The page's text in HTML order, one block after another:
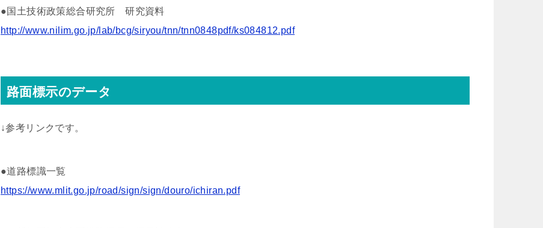
●国土技術政策総合研究所 研究資料
http://www.nilim.go.jp/lab/bcg/siryou/tnn/tnn0848pdf/ks084812.pdf
路面標示のデータ
↓参考リンクです。
●道路標識一覧
https://www.mlit.go.jp/road/sign/sign/douro/ichiran.pdf